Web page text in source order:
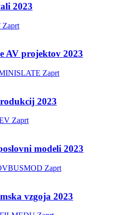
2023
Zaprt
AV projektov 2023
Zaprt
2023
Zaprt
modeli 2023
Zaprt
vzgoja 2023